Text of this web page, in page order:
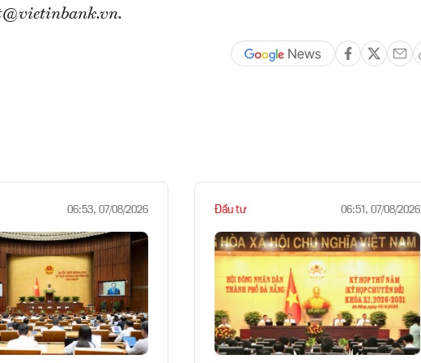
06:53, 07/08/2026 Đầu tư 06:51, 07/08/2026